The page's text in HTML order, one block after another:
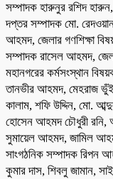
সম্পাদক হারুনুর রশিদ
দপ্তর সম্পাদক মো.
আহমদ, জেলার গণশিক্ষা
সম্পাদক রাসেল আহমদ,
মহানগরের কর্মসংস্থান
তানভীর আহমদ, মেহরাজ
কালাম, শফি উদ্দিন, মো.
হোসেন আহমদ চৌধুরী রনি,
সুমায়েল আহমদ, জামিল
সাংগঠনিক সম্পাদক রিপন
কুমার দাস, শিবলু জামান,